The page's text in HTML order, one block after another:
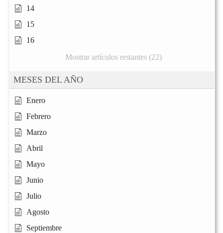
14
15
16
Mostrar artículos restantes (22)
MESES DEL AÑO
Enero
Febrero
Marzo
Abril
Mayo
Junio
Julio
Agosto
Septiembre